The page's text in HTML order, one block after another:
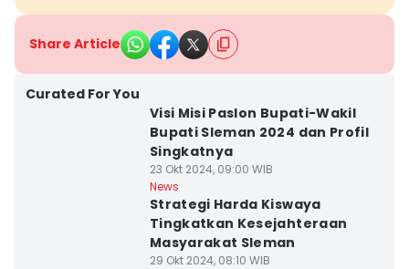
Share Article
Curated For You
Visi Misi Paslon Bupati-Wakil
Bupati Sleman 2024 dan Profil
Singkatnya
23 Okt 2024, 09:00 WIB
News
Strategi Harda Kiswaya
Tingkatkan Kesejahteraan
Masyarakat Sleman
29 Okt 2024, 08:10 WIB